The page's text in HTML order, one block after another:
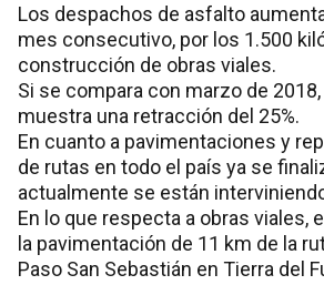
Los despachos de asfalto
mes consecutivo, por los 1.500
construcción de obras viales.
Si se compara con marzo de
muestra una retracción del 25%.
En cuanto a pavimentaciones y
de rutas en todo el país ya se
actualmente se están
En lo que respecta a obras viales,
la pavimentación de 11 km de la
Paso San Sebastián en Tierra del